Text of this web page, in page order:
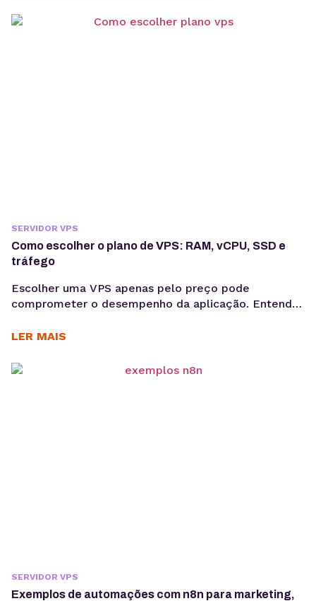
SERVIDOR VPS
Como escolher o plano de VPS: RAM, vCPU, SSD e
tráfego
Escolher uma VPS apenas pelo preço pode
comprometer o desempenho da aplicação. Entenda
para dimensionar a infraestrutura de forma técnica e
plano VPS exige uma análise que vai além do valor
LER MAIS
SERVIDOR VPS
Exemplos de automações com n8n para marketing,